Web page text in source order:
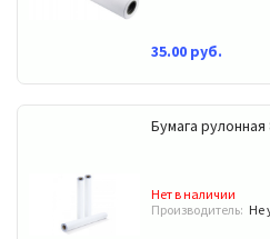
35.00 руб.
Бумага
Нет в наличии
Производитель: Не